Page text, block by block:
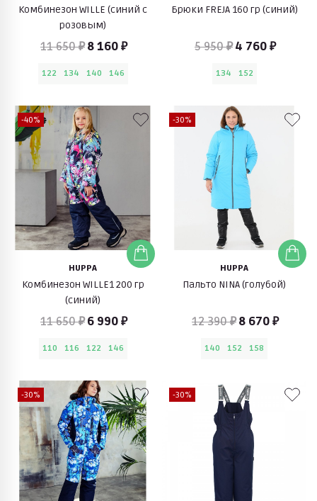
Комбинезон WILLE (синий с
розовым)
11 650 ₽ 8 160 ₽
122 134 140 146
Брюки FREJA 160 гр (синий)
5 950 ₽ 4 760 ₽
134 152
-40%
HUPPA
Комбинезон WILLE1 200 гр
(синий)
11 650 ₽ 6 990 ₽
110 116 122 146
-30%
HUPPA
Пальто NINA (голубой)
12 390 ₽ 8 670 ₽
140 152 158
-30% -30%